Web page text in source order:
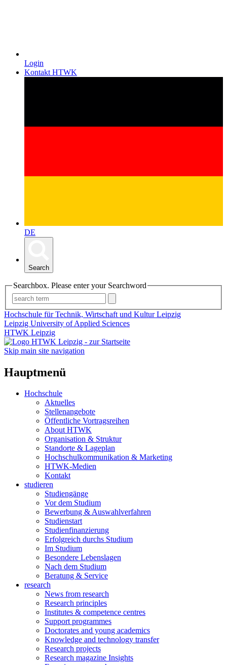
Login
Kontakt HTWK
DE
Search
Searchbox. Please enter your Searchword
Hochschule für Technik, Wirtschaft und Kultur Leipzig
Leipzig University of Applied Sciences
HTWK Leipzig
Skip main site navigation
Hauptmenü
Hochschule
Aktuelles
Stellenangebote
Öffentliche Vortragsreihen
About HTWK
Organisation & Struktur
Standorte & Lageplan
Hochschulkommunikation & Marketing
HTWK-Medien
Kontakt
studieren
Studiengänge
Vor dem Studium
Bewerbung & Auswahlverfahren
Studienstart
Studienfinanzierung
Erfolgreich durchs Studium
Im Studium
Besondere Lebenslagen
Nach dem Studium
Beratung & Service
research
News from research
Research principles
Institutes & competence centres
Support programmes
Doctorates and young academics
Knowledge and technology transfer
Research projects
Research magazine Insights